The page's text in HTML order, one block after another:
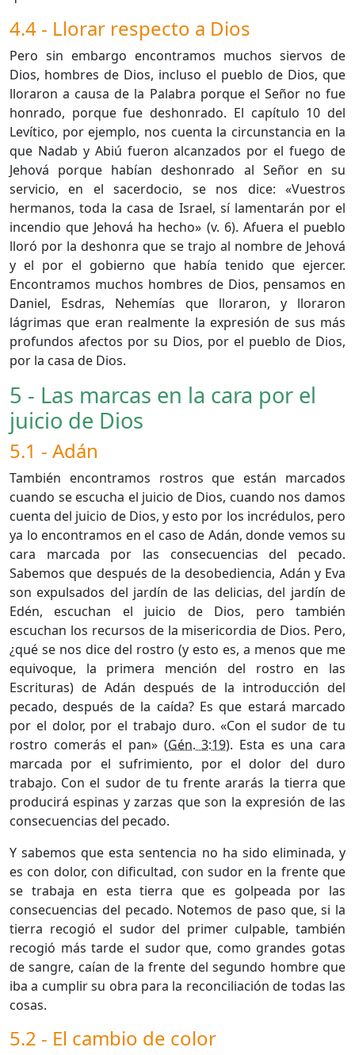
4.4 - Llorar respecto a Dios
Pero sin embargo encontramos muchos siervos de
Dios, hombres de Dios, incluso el pueblo de Dios, que
lloraron a causa de la Palabra porque el Señor no fue
honrado, porque fue deshonrado. El capítulo 10 del
Levítico, por ejemplo, nos cuenta la circunstancia en la
que Nadab y Abiú fueron alcanzados por el fuego de
Jehová porque habían deshonrado al Señor en su
servicio, en el sacerdocio, se nos dice: «Vuestros
hermanos, toda la casa de Israel, sí lamentarán por el
incendio que Jehová ha hecho» (v. 6). Afuera el pueblo
lloró por la deshonra que se trajo al nombre de Jehová
y el por el gobierno que había tenido que ejercer.
Encontramos muchos hombres de Dios, pensamos en
Daniel, Esdras, Nehemías que lloraron, y lloraron
lágrimas que eran realmente la expresión de sus más
profundos afectos por su Dios, por el pueblo de Dios,
por la casa de Dios.
5 - Las marcas en la cara por el
juicio de Dios
5.1 - Adán
También encontramos rostros que están marcados
cuando se escucha el juicio de Dios, cuando nos damos
cuenta del juicio de Dios, y esto por los incrédulos, pero
ya lo encontramos en el caso de Adán, donde vemos su
cara marcada por las consecuencias del pecado.
Sabemos que después de la desobediencia, Adán y Eva
son expulsados del jardín de las delicias, del jardín de
Edén, escuchan el juicio de Dios, pero también
escuchan los recursos de la misericordia de Dios. Pero,
¿qué se nos dice del rostro (y esto es, a menos que me
equivoque, la primera mención del rostro en las
Escrituras) de Adán después de la introducción del
pecado, después de la caída? Es que estará marcado
por el dolor, por el trabajo duro. «Con el sudor de tu
rostro comerás el pan» (Gén. 3:19). Esta es una cara
marcada por el sufrimiento, por el dolor del duro
trabajo. Con el sudor de tu frente ararás la tierra que
producirá espinas y zarzas que son la expresión de las
consecuencias del pecado.
Y sabemos que esta sentencia no ha sido eliminada, y
es con dolor, con dificultad, con sudor en la frente que
se trabaja en esta tierra que es golpeada por las
consecuencias del pecado. Notemos de paso que, si la
tierra recogió el sudor del primer culpable, también
recogió más tarde el sudor que, como grandes gotas
de sangre, caían de la frente del segundo hombre que
iba a cumplir su obra para la reconciliación de todas las
cosas.
5.2 - El cambio de color